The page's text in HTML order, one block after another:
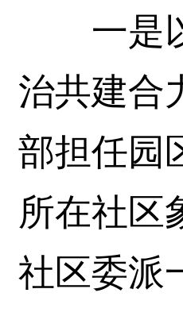
一是以
治共建合
部担任园
所在社区
社区委派